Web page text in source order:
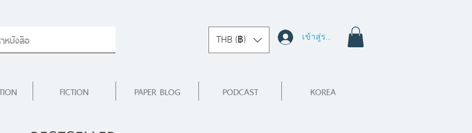
THB (฿) เข้าสู่ระบบ
FICTION PAPER BLOG PODCAST KOREA